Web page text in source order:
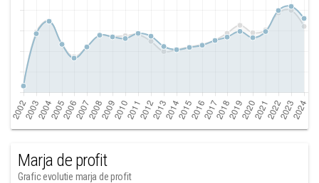
Marja de profit
Grafic evolutie marja de profit